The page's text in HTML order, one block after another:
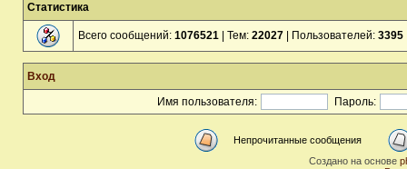
Статистика
Всего сообщений: 1076521 | Тем: 22027 | Пользователей: 3395
Вход
Имя пользователя:
Пароль:
Непрочитанные сообщения
Создано на основе